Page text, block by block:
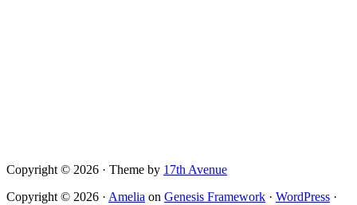
Copyright © 2026 · Theme by 17th Avenue
Copyright © 2026 · Amelia on Genesis Framework · WordPress ·